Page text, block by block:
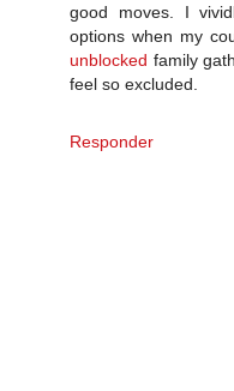
good moves. I
options when my
unblocked family
feel so excluded.
Responder